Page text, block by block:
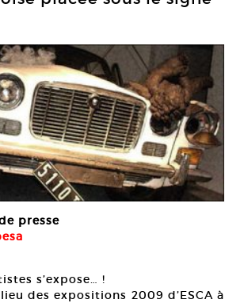
presse
s’expose… !
des expositions 2009 d’ESCA à